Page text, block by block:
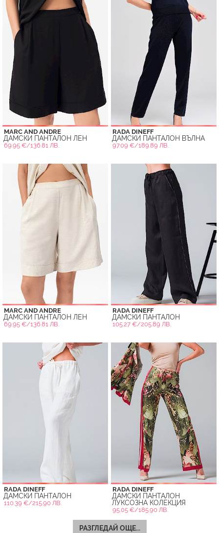
MARC AND ANDRE
ДАМСКИ ПАНТАЛОН ЛЕН
69.95 €/136.81 ЛВ.
RADA DINEFF
ДАМСКИ ПАНТАЛОН ВЪЛНА
97.09 €/189.89 ЛВ.
MARC AND ANDRE
ДАМСКИ ПАНТАЛОН ЛЕН
69.95 €/136.81 ЛВ.
RADA DINEFF
ДАМСКИ ПАНТАЛОН
105.27 €/205.89 ЛВ.
RADA DINEFF
ДАМСКИ ПАНТАЛОН
110.39 €/215.90 ЛВ.
RADA DINEFF
ДАМСКИ ПАНТАЛОН
ЛУКСОЗНА КОЛЕКЦИЯ
95.05 €/185.90 ЛВ.
РАЗГЛЕДАЙ ОЩЕ...